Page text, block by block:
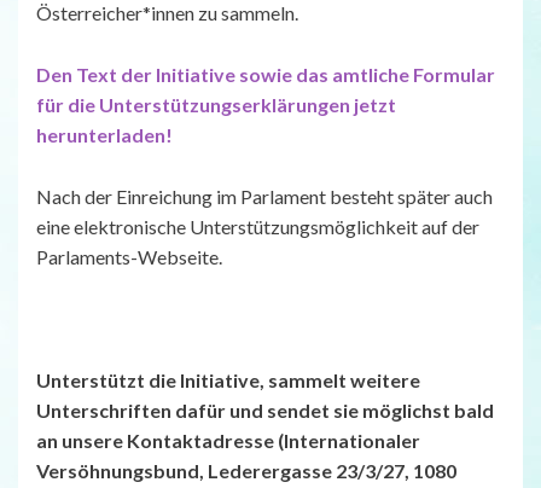
Österreicher*innen zu sammeln.
Den Text der Initiative sowie das amtliche Formular
für die Unterstützungserklärungen jetzt
herunterladen!
Nach der Einreichung im Parlament besteht später auch
eine elektronische Unterstützungsmöglichkeit auf der
Parlaments-Webseite.
Unterstützt die Initiative, sammelt weitere
Unterschriften dafür und sendet sie möglichst bald
an unsere Kontaktadresse (Internationaler
Versöhnungsbund, Lederergasse 23/3/27, 1080